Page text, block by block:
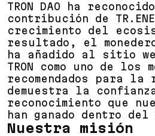
TRON DAO ha
contribución de
crecimiento del
resultado, el monedero
ha añadido al sitio
TRON como uno de los
recomendados para
demuestra la
reconocimiento que
han ganado dentro del
Nuestra misión